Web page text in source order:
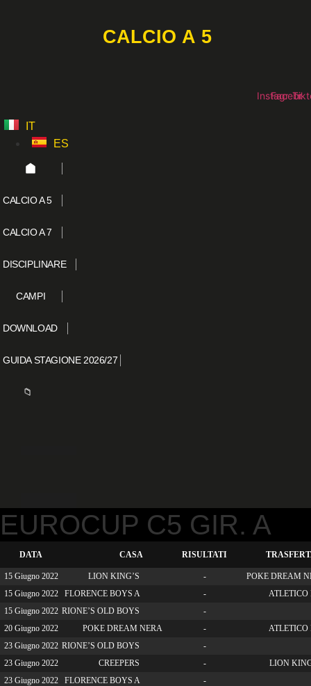
CALCIO A 5
Instagram
IT
ES
CALCIO A 5
CALCIO A 7
DISCIPLINARE
CAMPI
DOWNLOAD
GUIDA STAGIONE 2026/27
📁
EUROCUP C5 GIR. A
DATA CASA RISULTATI
15 Giugno 2022 LION KING’S -
POKE DREAM
15 Giugno 2022
FLORENCE BOYS A -
ATLETICO
15 Giugno 2022 RIONE’S OLD BOYS
-
20 Giugno 2022
POKE DREAM NERA -
ATLETICO
23 Giugno 2022 RIONE’S OLD BOYS
-
23 Giugno 2022
CREEPERS -
LION
23 Giugno 2022
FLORENCE BOYS A
-